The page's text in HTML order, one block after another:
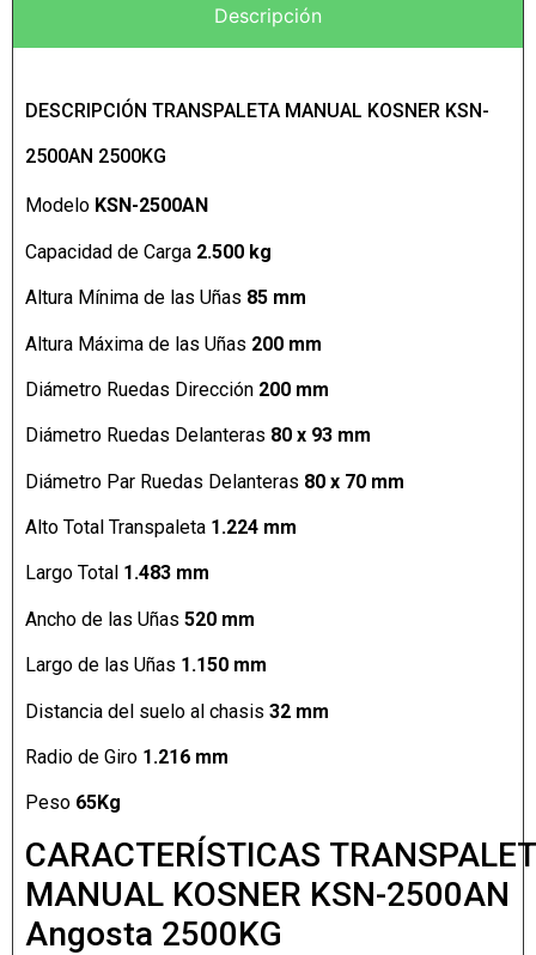
Descripción
DESCRIPCIÓN TRANSPALETA MANUAL KOSNER KSN-
2500AN 2500KG
Modelo KSN-2500AN
Capacidad de Carga 2.500 kg
Altura Mínima de las Uñas 85 mm
Altura Máxima de las Uñas 200 mm
Diámetro Ruedas Dirección 200 mm
Diámetro Ruedas Delanteras 80 x 93 mm
Diámetro Par Ruedas Delanteras 80 x 70 mm
Alto Total Transpaleta 1.224 mm
Largo Total 1.483 mm
Ancho de las Uñas 520 mm
Largo de las Uñas 1.150 mm
Distancia del suelo al chasis 32 mm
Radio de Giro 1.216 mm
Peso 65Kg
CARACTERÍSTICAS
MANUAL KOSNER KSN-2500AN
Angosta 2500KG